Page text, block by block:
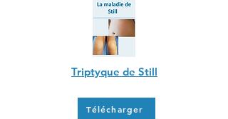
Triptyque de Still
Télécharger